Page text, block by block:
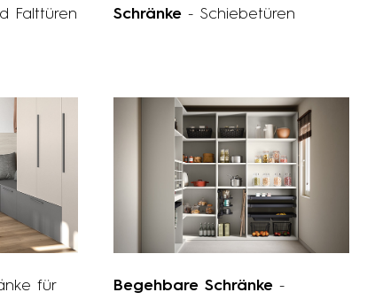
Falttüren Schränke - Schiebetüren
für
Begehbare Schränke -